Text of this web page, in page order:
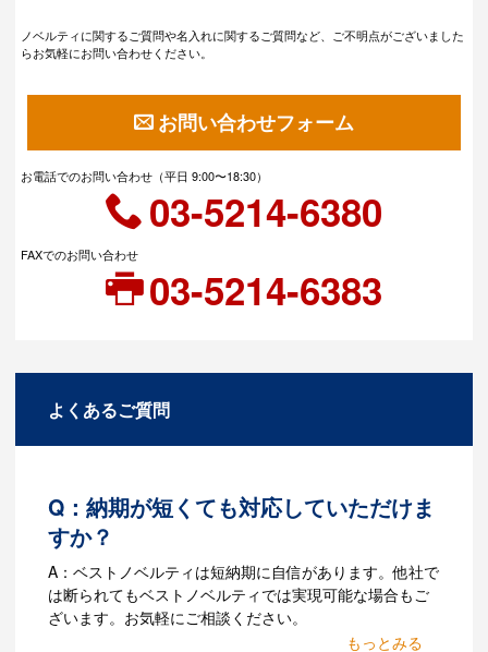
ノベルティに関するご質問や名入れに関するご質問など、ご不明点がございました
らお気軽にお問い合わせください。
お問い合わせフォーム
お電話でのお問い合わせ（平日 9:00〜18:30）
03-5214-6380
FAXでのお問い合わせ
03-5214-6383
よくあるご質問
Q：納期が短くても対応していただけま
すか？
A：ベストノベルティは短納期に自信があります。他社で
は断られてもベストノベルティでは実現可能な場合もご
ざいます。お気軽にご相談ください。